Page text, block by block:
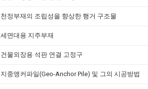
천정부재의 조립성을 향상한 행거 구조물
세면대용 지주부재
건물외장용 석판 연결 고정구
지중앵커파일(Geo-Anchor Pile) 및 그의 시공방법